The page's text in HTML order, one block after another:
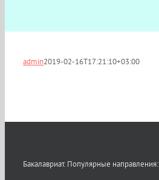
admin2019-02-16T17:21:10+03:00
Бакалавриат. Популярные направления: